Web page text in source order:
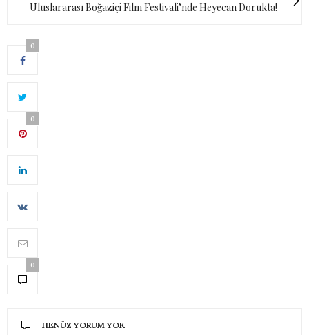
Uluslararası Boğaziçi Film Festivali’nde Heyecan Dorukta!
0
0
0
HENÜZ YORUM YOK